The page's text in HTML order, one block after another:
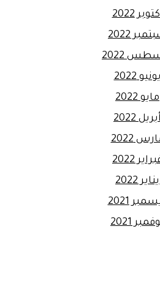
2022
2022
2022
2022
مايو 2022
2022
2022
2022
يناير 2022
2021
2021